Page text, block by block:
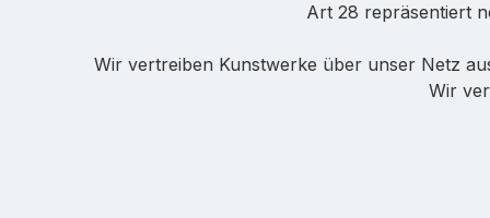
Art 28 repräsentiert
Wir vertreiben Kunstwerke über unser Netz
Wir